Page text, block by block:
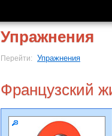
Упражнения
Перейти: Упражнения
Французский